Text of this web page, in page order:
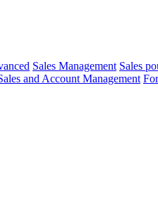
Sales Management Sales
and Account Management